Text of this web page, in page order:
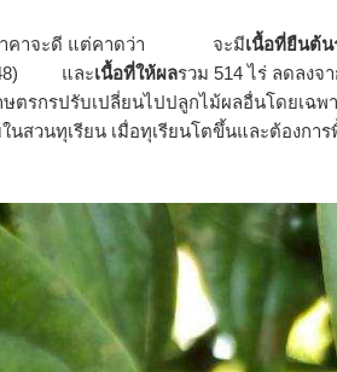
แม้ราคาจะดี แต่คาดว่า จะมีเนื้อที่ยืนต้น
5.48) และเนื้อที่ให้ผลรวม 514 ไร่ ลดลงจ
ตรกรปรับเปลี่ยนไปปลูกไม้ผลอื่นโดยเฉพ
สวนทุเรียน เมื่อทุเรียนโตขึ้นและต้องกา